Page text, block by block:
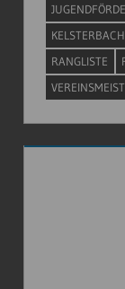
KELSTERBACH
RANGLISTE